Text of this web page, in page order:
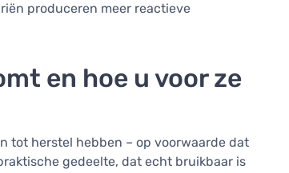
produceren meer reactieve
en hoe u voor ze
tot herstel hebben – op voorwaarde dat
gedeelte, dat echt bruikbaar is